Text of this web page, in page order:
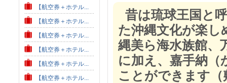
【航空券＋ホテル...
【航空券＋ホテル...
【航空券＋ホテル...
【航空券＋ホテル...
【航空券＋ホテル...
【航空券＋ホテル...
昔は琉球王国と
た沖縄文化が楽し
縄美ら海水族館、
に加え、嘉手納（
ことができます